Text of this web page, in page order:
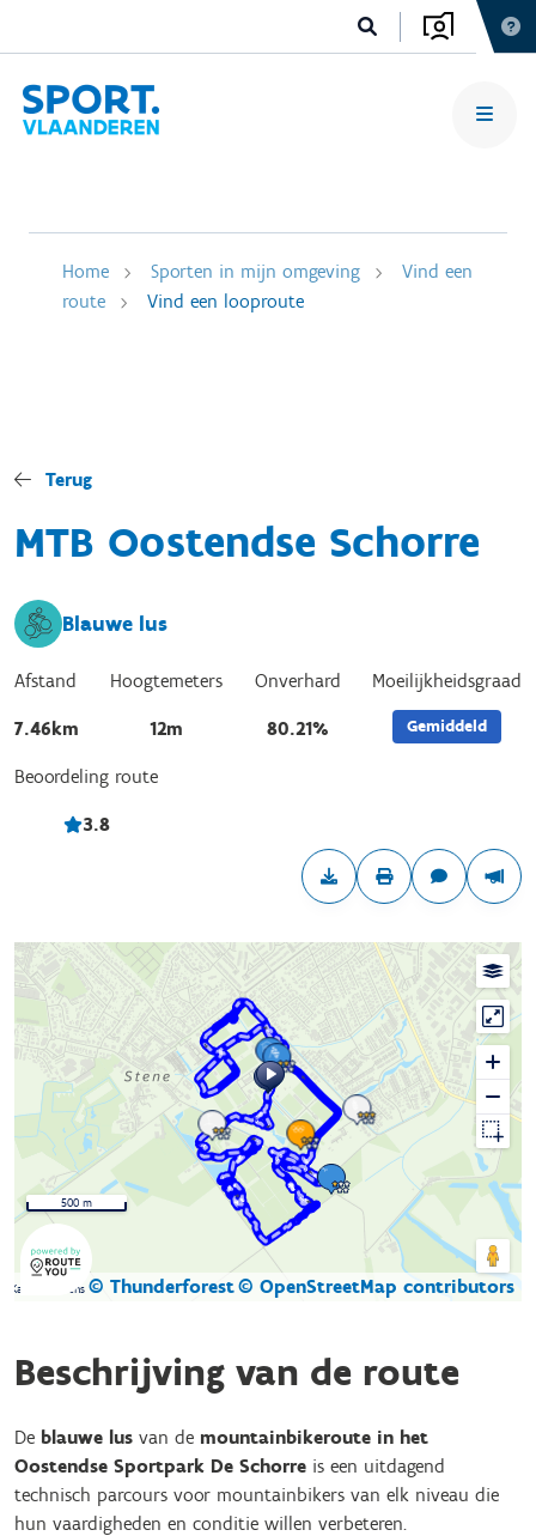
Home Sporten in mijn omgeving
Vind een
route
Vind een looproute
Terug
MTB Oostendse Schorre
Blauwe lus
Afstand
7.46km
Hoogtemeters
12m
Onverhard
80.21%
Moeilijkheidsgraad
Gemiddeld
Beoordeling route
3.8
Kaartgegevens © Thunderforest© OpenStreetMap contributors
500 m
Beschrijving van de route
De blauwe lus van de mountainbikeroute in het
Oostendse Sportpark De Schorre is een uitdagend
technisch parcours voor mountainbikers van elk niveau die
hun vaardigheden en conditie willen verbeteren.